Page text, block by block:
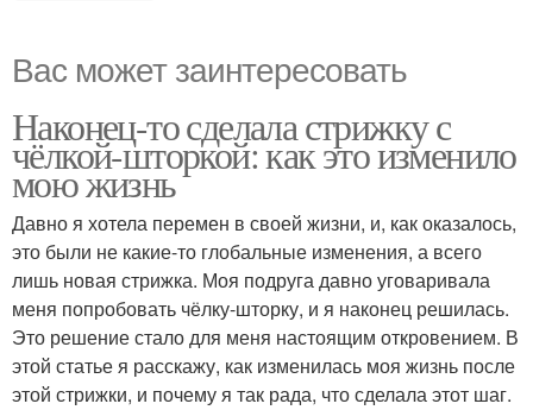
Вас может заинтересовать
Наконец-то сделала стрижку с
чёлкой-шторкой: как это изменило
мою жизнь
Давно я хотела перемен в своей жизни, и, как оказалось,
это были не какие-то глобальные изменения, а всего
лишь новая стрижка. Моя подруга давно уговаривала
меня попробовать чёлку-шторку, и я наконец решилась.
Это решение стало для меня настоящим откровением. В
этой статье я расскажу, как изменилась моя жизнь после
этой стрижки, и почему я так рада, что сделала этот шаг.